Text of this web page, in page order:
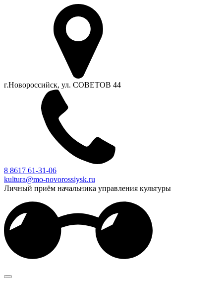
г.Новороссийск, ул. СОВЕТОВ 44
8 8617 61-31-06
kultura@mo-novorossiysk.ru
Личный приём начальника управления культуры